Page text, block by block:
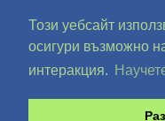
Този уебсайт
осигури възможно
интеракция.
Copyright © 2018-2024